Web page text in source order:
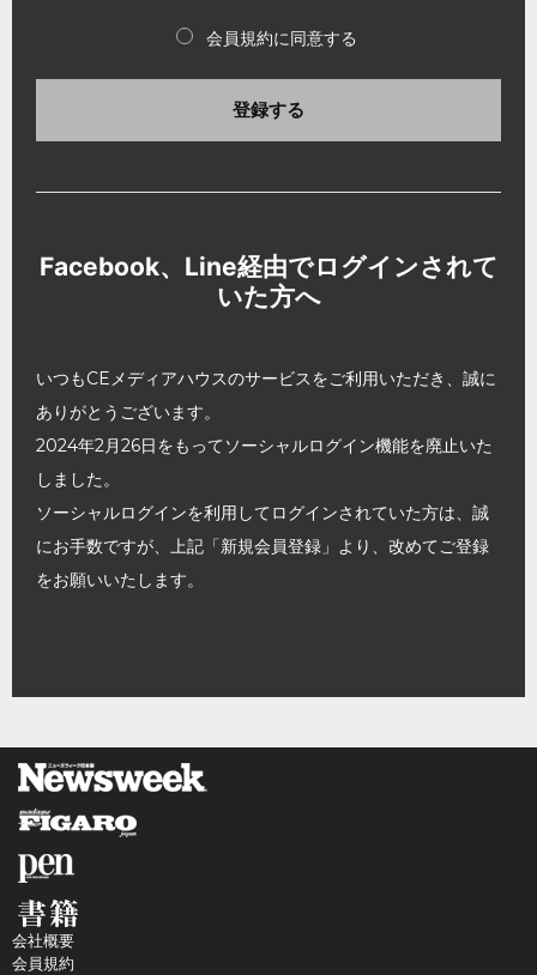
会員規約に同意する
登録する
Facebook、Line経由でログインされて
いた方へ
いつもCEメディアハウスのサービスをご利用いただき、誠に
ありがとうございます。
2024年2月26日をもってソーシャルログイン機能を廃止いた
しました。
ソーシャルログインを利用してログインされていた方は、誠
にお手数ですが、上記「新規会員登録」より、改めてご登録
をお願いいたします。
会社概要
会員規約